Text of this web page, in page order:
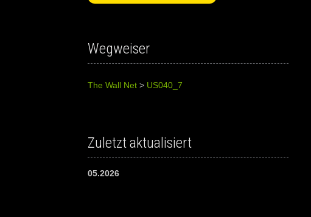
Wegweiser
The Wall Net> US040_7
Zuletzt aktualisiert
05.2026